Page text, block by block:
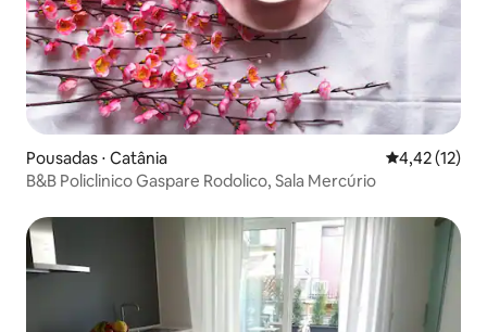
Pousadas ⋅ Catânia 4,42 de uma
4,42 (12)
B&B Policlinico Gaspare Rodolico, Sala Mercúrio